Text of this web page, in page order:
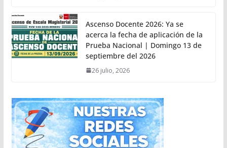
Ascenso Docente 2026: Ya se
acerca la fecha de aplicación de la
Prueba Nacional | Domingo 13 de
septiembre del 2026
26 julio, 2026